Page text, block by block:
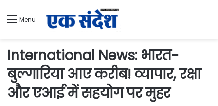
Menu
International News: भारत-
बुल्गारिया आए करीब! व्यापार, रक्षा
और एआई में सहयोग पर मुहर